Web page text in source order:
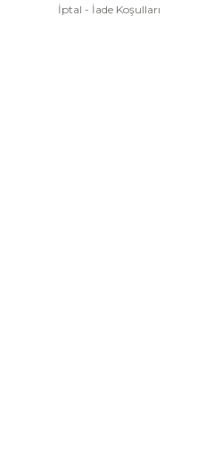
İptal - İade Koşulları